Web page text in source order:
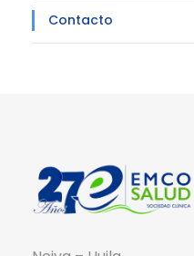
Contacto